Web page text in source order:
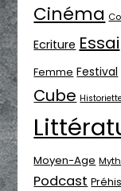
Cinéma
Ecriture Essai
Femme Festival
Cube
Moyen-Age
Podcast